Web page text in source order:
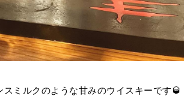
ミルクのような甘みのウイスキーです🥃